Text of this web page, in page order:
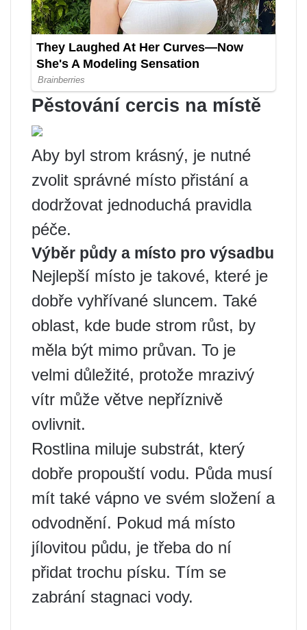
Pěstování cercis na místě
Aby byl strom krásný, je nutné
zvolit správné místo přistání a
dodržovat jednoduchá pravidla
péče.
Výběr půdy a místo pro výsadbu
Nejlepší místo je takové, které je
dobře vyhřívané sluncem. Také
oblast, kde bude strom růst, by
měla být mimo průvan. To je
velmi důležité, protože mrazivý
vítr může větve nepříznivě
ovlivnit.
Rostlina miluje substrát, který
dobře propouští vodu. Půda musí
mít také vápno ve svém složení a
odvodnění. Pokud má místo
jílovitou půdu, je třeba do ní
přidat trochu písku. Tím se
zabrání stagnaci vody.